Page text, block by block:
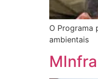
O Programa
ambientais